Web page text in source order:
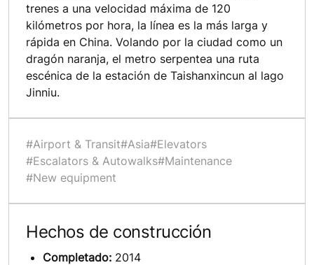
trenes a una velocidad máxima de 120
kilómetros por hora, la línea es la más larga y
rápida en China. Volando por la ciudad como un
dragón naranja, el metro serpentea una ruta
escénica de la estación de Taishanxincun al lago
Jinniu.
#Airport & Transit#Asia#Elevators
#Escalators & Autowalks#Maintenance
#New equipment
Hechos de construcción
Completado: 2014